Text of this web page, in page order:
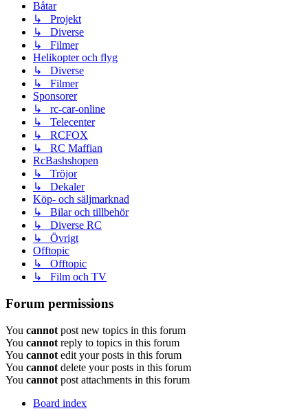
Båtar
↳ Projekt
↳ Diverse
↳ Filmer
Helikopter och flyg
↳ Diverse
↳ Filmer
Sponsorer
↳ rc-car-online
↳ Telecenter
↳ RCFOX
↳ RC Maffian
RcBashshopen
↳ Tröjor
↳ Dekaler
Köp- och säljmarknad
↳ Bilar och tillbehör
↳ Diverse RC
↳ Övrigt
Offtopic
↳ Offtopic
↳ Film och TV
Forum permissions
You cannot post new topics in this forum
You cannot reply to topics in this forum
You cannot edit your posts in this forum
You cannot delete your posts in this forum
You cannot post attachments in this forum
Board index